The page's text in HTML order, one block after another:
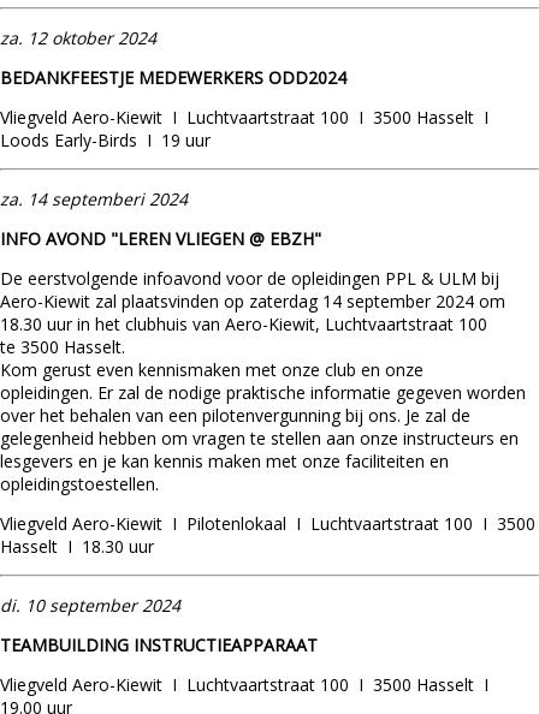
za. 12 oktober 2024
BEDANKFEESTJE MEDEWERKERS ODD2024
Vliegveld Aero-Kiewit I Luchtvaartstraat 100 I 3500 Hasselt I
Loods Early-Birds I 19 uur
za. 14 septemberi 2024
INFO AVOND "LEREN VLIEGEN @ EBZH"
De eerstvolgende infoavond voor de opleidingen PPL & ULM bij
Aero-Kiewit zal plaatsvinden op zaterdag 14 september 2024 om
18.30 uur in het clubhuis van Aero-Kiewit, Luchtvaartstraat 100
te 3500 Hasselt.
Kom gerust even kennismaken met onze club en onze
opleidingen. Er zal de nodige praktische informatie gegeven worden
over het behalen van een pilotenvergunning bij ons. Je zal de
gelegenheid hebben om vragen te stellen aan onze instructeurs en
lesgevers en je kan kennis maken met onze faciliteiten en
opleidingstoestellen.
Vliegveld Aero-Kiewit I Pilotenlokaal I Luchtvaartstraat 100 I 3500
Hasselt I 18.30 uur
di. 10 september 2024
TEAMBUILDING INSTRUCTIEAPPARAAT
Vliegveld Aero-Kiewit I Luchtvaartstraat 100 I 3500 Hasselt I
19.00 uur